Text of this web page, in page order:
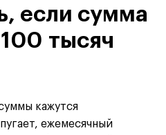
если сумма
тысяч
кажутся
ежемесячный